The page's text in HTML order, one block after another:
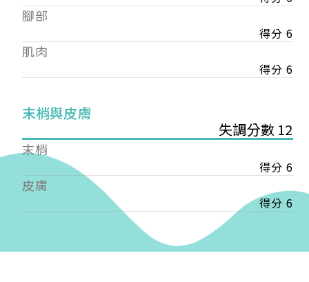
腳部
得分 6
肌肉
得分 6
末梢與皮膚
失調分數 12
末梢
得分 6
皮膚
得分 6
——
【會費】
個人會員:
入會費新臺幣1200元，於會員入會時繳納；常年會
入會費新臺幣3000元，於會員入會時繳納；常年會
戶名: 社團法人台灣自律神經健康培訓暨發展協會
帳號: 003-03-501566-2
銀行: (013) 國泰世華 南京東路分行